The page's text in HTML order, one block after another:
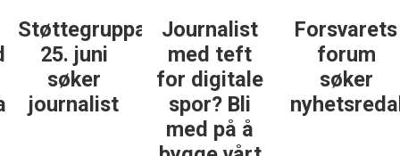
Støttegruppa
25. juni
søker
journalist
Journalist
med teft
for digitale
spor? Bli
med på å
Forsvarets
forum
søker